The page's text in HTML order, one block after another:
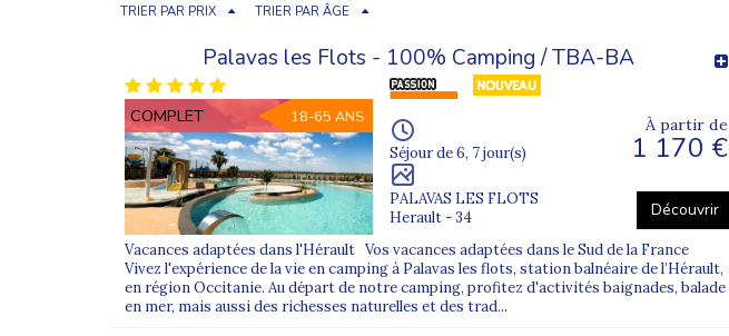
TRIER PAR PRIX TRIER PAR ÂGE
Palavas les Flots - 100% Camping / TBA-BA
COMPLET 18-65 ANS
Séjour de 6, 7 jour(s)
PALAVAS LES FLOTS
Herault - 34
À partir de
1 170 €
Découvrir
Vacances adaptées dans l'Hérault Vos vacances adaptées dans le Sud de la France
Vivez l'expérience de la vie en camping à Palavas les flots, station balnéaire de l’Hérault,
en région Occitanie. Au départ de notre camping, profitez d'activités baignades, balade
en mer, mais aussi des richesses naturelles et des trad...